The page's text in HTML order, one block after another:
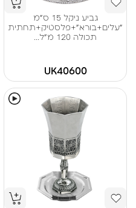
גביע ניקל 15 ס"מ
"עלים+בורא"+פלסטיק+תחתית
תכולה 120 מ"ל...
UK40600